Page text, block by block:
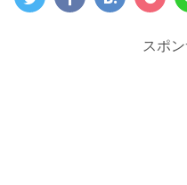
スポ